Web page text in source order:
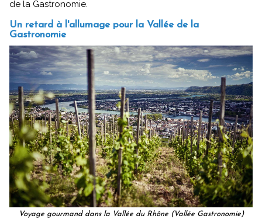
de la Gastronomie.
Un retard à l'allumage pour la Vallée de la
Gastronomie
Voyage gourmand dans la Vallée du Rhône (Vallée Gastronomie)